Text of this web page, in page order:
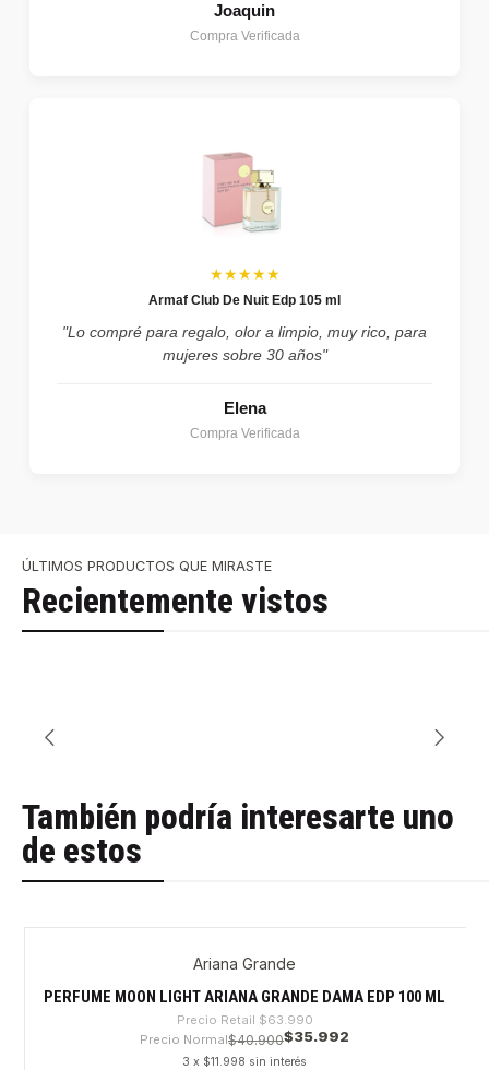
Joaquin
Compra Verificada
★★★★★
Armaf Club De Nuit Edp 105 ml
"Lo compré para regalo, olor a limpio, muy rico, para
mujeres sobre 30 años"
Elena
Compra Verificada
ÚLTIMOS PRODUCTOS QUE MIRASTE
Recientemente vistos
También podría interesarte uno
de estos
Ariana Grande
PERFUME MOON LIGHT ARIANA GRANDE DAMA EDP 100 ML
Precio Retail $63.990
Precio Normal$40.900$35.992
3 x $11.998 sin interés